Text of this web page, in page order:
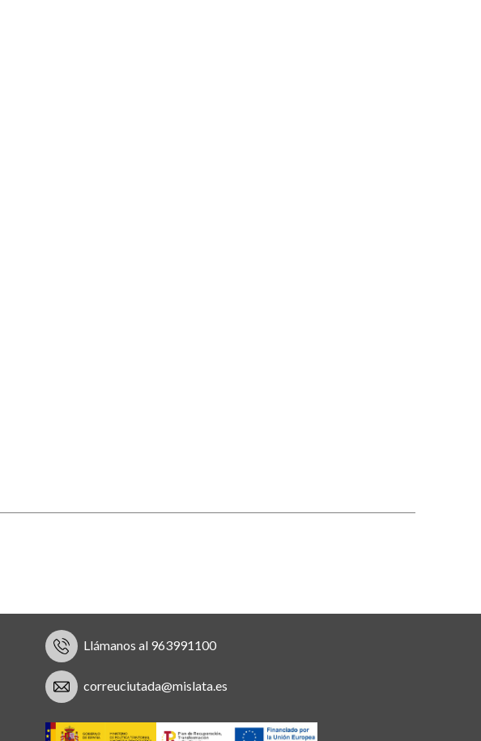
Llámanos al 963991100
correuciutada@mislata.es